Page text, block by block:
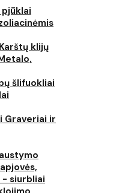
Karštų klijų
šlifuokliai
Graveriai ir
- siurbliai